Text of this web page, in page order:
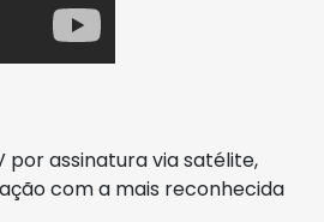
por assinatura via satélite,
com a mais reconhecida